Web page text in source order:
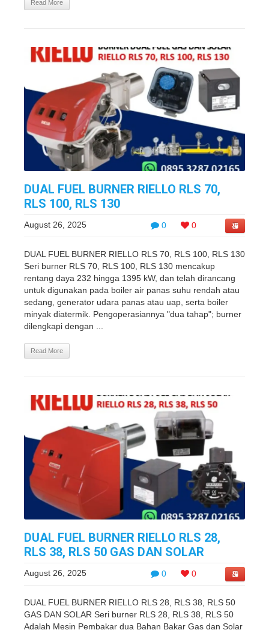
Read More
DUAL FUEL BURNER RIELLO RLS 70,
RLS 100, RLS 130
0 0
August 26, 2025
DUAL FUEL BURNER RIELLO RLS 70, RLS 100, RLS 130
Seri burner RLS 70, RLS 100, RLS 130 mencakup
rentang daya 232 hingga 1395 kW, dan telah dirancang
untuk digunakan pada boiler air panas suhu rendah atau
sedang, generator udara panas atau uap, serta boiler
minyak diatermik. Pengoperasiannya "dua tahap"; burner
dilengkapi dengan ...
Read More
DUAL FUEL BURNER RIELLO RLS 28,
RLS 38, RLS 50 GAS DAN SOLAR
0 0
August 26, 2025
DUAL FUEL BURNER RIELLO RLS 28, RLS 38, RLS 50
GAS DAN SOLAR Seri burner RLS 28, RLS 38, RLS 50
Adalah Mesin Pembakar dua Bahan Bakar Gas dan Solar